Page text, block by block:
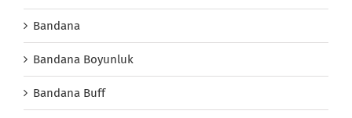
Bandana
Bandana Boyunluk
Bandana Buff